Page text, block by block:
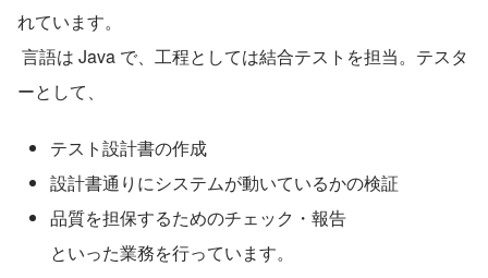
れています。
ーとして、
テスト設計書の作成
設計書通りにシステムが動いているかの検証
品質を担保するためのチェック・報告
といった業務を行っています。